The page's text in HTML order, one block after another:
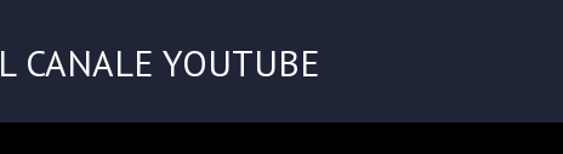
CANALE YOUTUBE